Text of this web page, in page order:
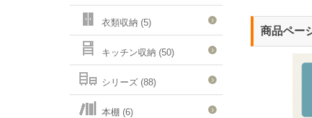
商品ペー
衣類収納 (5)
キッチン収納 (50)
シリーズ (88)
本棚 (6)